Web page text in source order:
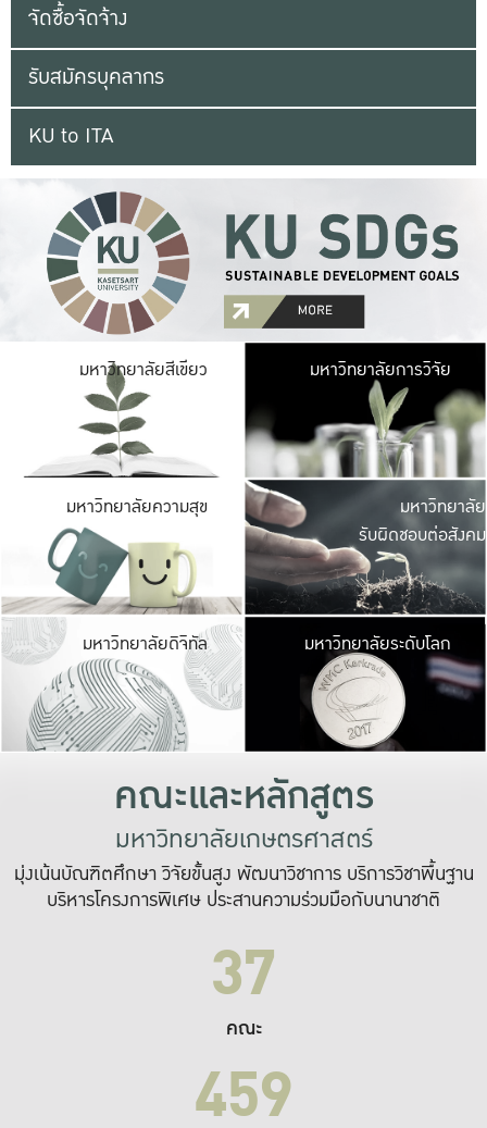
จัดซื้อจัดจ้าง
รับสมัครบุคลากร
KU to ITA
มหาวิทยาลัยสีเขียว มหาวิ
มีพื้นที่เขียวสดใส
เป็นป่าในเมือง เกษต
มหาวิทยาลัยการวิจัย
มหาวิทยาลัยความสุข มหาวิ
ค
เปิดประ
และพบเรื่องราวใ
มหาวิทยาลัย
รับผิดชอบต่อสังคม
มหาวิทยาลัยดิจิทัล มหาวิ
เปลี่ยนแปลง แล
เพื่อทำง
ระบบสารสนเทศ
มหาวิทยาลัยระดับโลก
คณะและหลักสูตร
มหาวิทยาลัยเกษตรศาสตร์
มุ่งเน้นบัณฑิตศึกษา วิจัยขั้นสูง พัฒนาวิชาการ บริการวิชาพื้นฐาน
บริหารโครงการพิเศษ ประสานความร่วมมือกับนานาชาติ
37
คณะ
459